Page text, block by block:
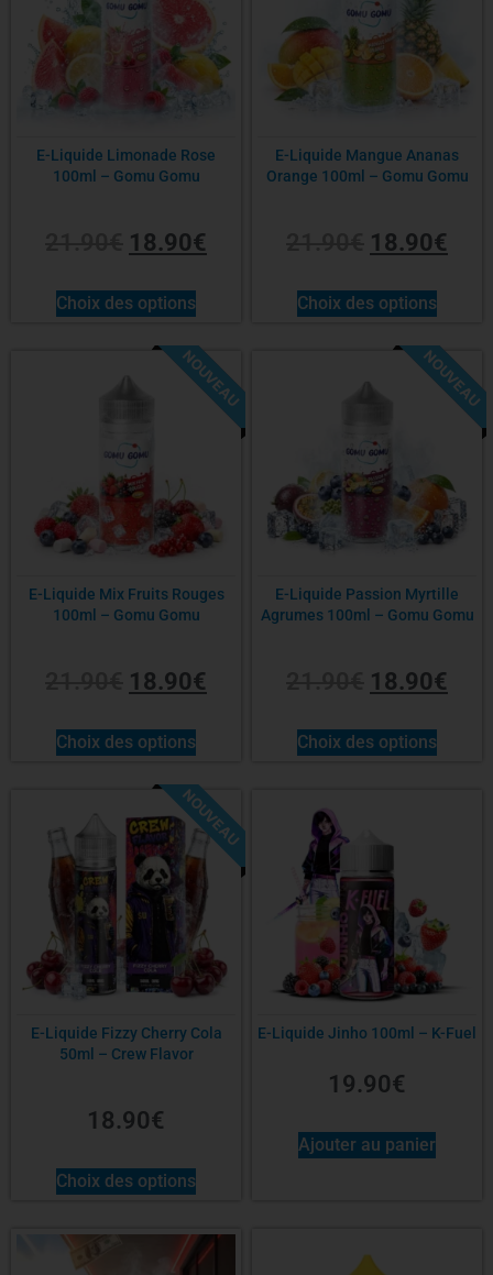
E-Liquide Limonade Rose
100ml – Gomu Gomu
18.90€
Choix des options
E-Liquide Mangue Ananas
Orange 100ml – Gomu Gomu
18.90€
Choix des options
-14%
NOUVEAU
E-Liquide Mix Fruits Rouges
100ml – Gomu Gomu
18.90€
Choix des options
-14%
NOUVEAU
E-Liquide Passion Myrtille
Agrumes 100ml – Gomu Gomu
18.90€
Choix des options
NOUVEAU
E-Liquide Fizzy Cherry Cola
50ml – Crew Flavor
18.90€
Choix des options
E-Liquide Jinho 100ml – K-Fuel
19.90€
Ajouter au panier